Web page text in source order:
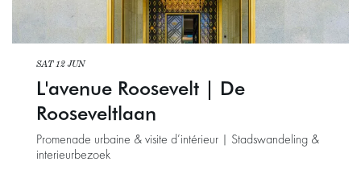
L'avenue Roosevelt | De
Rooseveltlaan
Promenade urbaine & visite d’intérieur | Stadswandeling &
interieurbezoek
SAT 12 JUN